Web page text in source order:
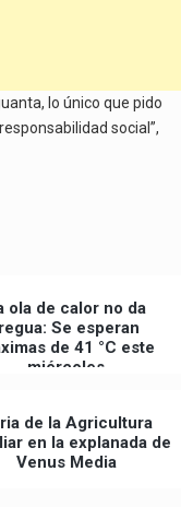
lo único que pido
social”,
ola de calor no da
Se esperan
de 41 °C este
miércoles
de la Agricultura
en la explanada de
Venus Media